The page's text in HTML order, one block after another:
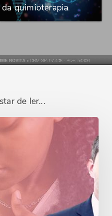
quimioterapia
de ler...